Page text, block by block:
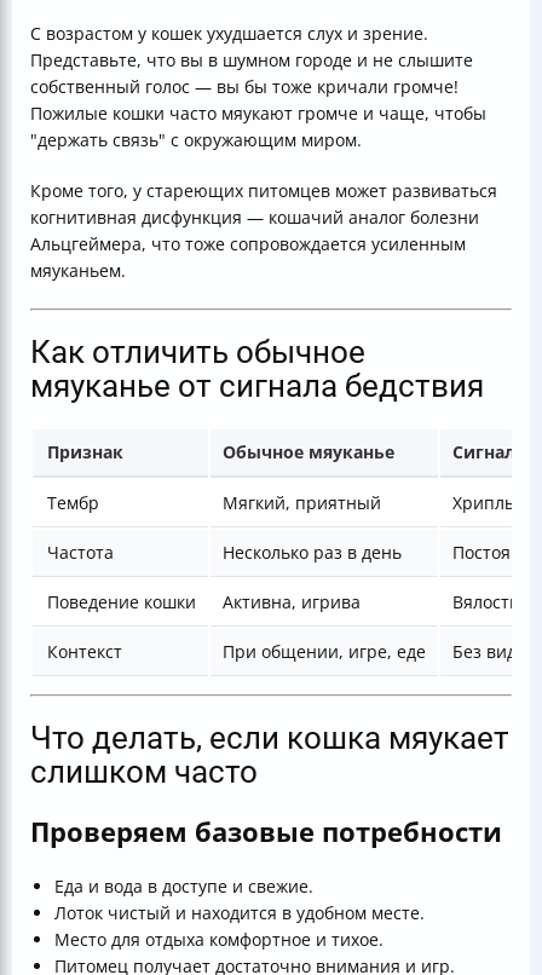
С возрастом у кошек ухудшается слух и зрение.
Представьте, что вы в шумном городе и не слышите
собственный голос — вы бы тоже кричали громче!
Пожилые кошки часто мяукают громче и чаще, чтобы
"держать связь" с окружающим миром.
Кроме того, у стареющих питомцев может развиваться
когнитивная дисфункция — кошачий аналог болезни
Альцгеймера, что тоже сопровождается усиленным
мяуканьем.
Как отличить обычное
мяуканье от сигнала бедствия
Признак Обычное мяуканье Сигнал
Тембр Мягкий, приятный Хриплый,
Частота Несколько раз в день
Поведение кошки Активна, игрива Вялость,
Контекст При общении, игре, еде Без
Что делать, если кошка мяукает
слишком часто
Проверяем базовые потребности
Еда и вода в доступе и свежие.
Лоток чистый и находится в удобном месте.
Место для отдыха комфортное и тихое.
Питомец получает достаточно внимания и игр.